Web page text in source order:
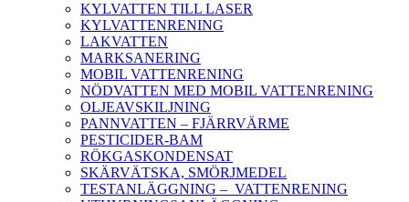
KYLVATTEN TILL LASER
KYLVATTENRENING
LAKVATTEN
MARKSANERING
MOBIL VATTENRENING
NÖDVATTEN MED MOBIL VATTENRENING
OLJEAVSKILJNING
PANNVATTEN – FJÄRRVÄRME
PESTICIDER-BAM
RÖKGASKONDENSAT
SKÄRVÄTSKA, SMÖRJMEDEL
TESTANLÄGGNING – VATTENRENING